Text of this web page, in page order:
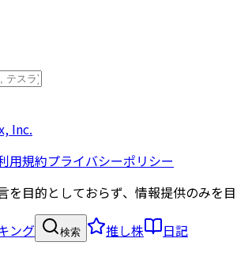
Inc.
用規約プライバシーポリシー
を目的としておらず、情報提供のみを
ング 検索 推し株 日記